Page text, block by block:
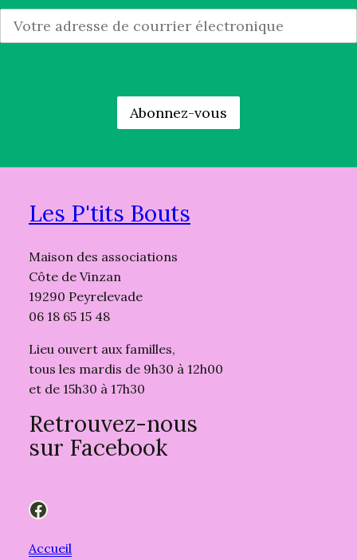
Les P'tits Bouts
Maison des associations
Côte de Vinzan
19290 Peyrelevade
06 18 65 15 48
Lieu ouvert aux familles,
tous les mardis de 9h30 à 12h00
et de 15h30 à 17h30
Retrouvez-nous
sur Facebook
Facebook
Accueil